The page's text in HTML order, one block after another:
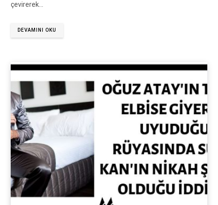
çevirerek…
DEVAMINI OKU